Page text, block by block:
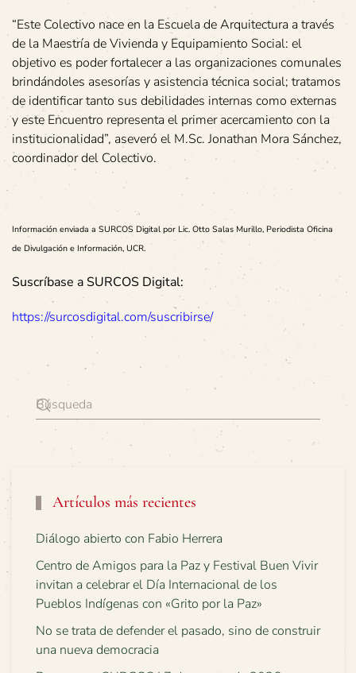
“Este Colectivo nace en la Escuela de Arquitectura a través
de la Maestría de Vivienda y Equipamiento Social: el
objetivo es poder fortalecer a las organizaciones comunales
brindándoles asesorías y asistencia técnica social; tratamos
de identificar tanto sus debilidades internas como externas
y este Encuentro representa el primer acercamiento con la
institucionalidad”, aseveró el M.Sc. Jonathan Mora Sánchez,
coordinador del Colectivo.
Información enviada a SURCOS Digital por Lic. Otto Salas Murillo, Periodista Oficina
de Divulgación e Información, UCR.
Suscríbase a SURCOS Digital:
https://surcosdigital.com/suscribirse/
Artículos más recientes
Diálogo abierto con Fabio Herrera
Centro de Amigos para la Paz y Festival Buen Vivir
invitan a celebrar el Día Internacional de los
Pueblos Indígenas con «Grito por la Paz»
No se trata de defender el pasado, sino de construir
una nueva democracia